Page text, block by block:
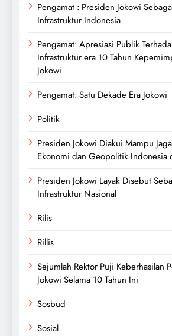
Pengamat : Presiden Jokowi
Infrastruktur Indonesia
Pengamat: Apresiasi Publik
Infrastruktur era 10 Tahun
Jokowi
Pengamat: Satu Dekade Era Jokowi
Politik
Presiden Jokowi Diakui Mampu
Ekonomi dan Geopolitik Indonesia
Presiden Jokowi Layak Disebut
Infrastruktur Nasional
Rilis
Rillis
Sejumlah Rektor Puji Keberhasilan
Jokowi Selama 10 Tahun Ini
Sosbud
Sosial